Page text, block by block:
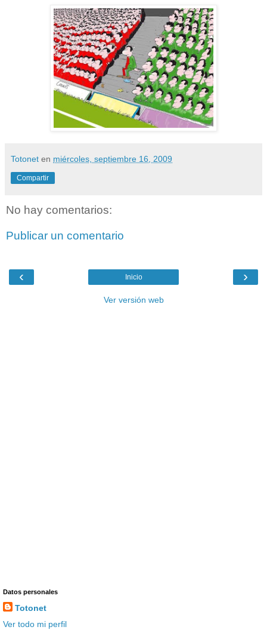
Totonet en miércoles, septiembre 16, 2009
Compartir
No hay comentarios:
Publicar un comentario
‹ ›
Inicio
Ver versión web
Datos personales
Totonet
Ver todo mi perfil